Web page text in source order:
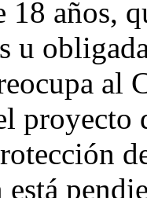
18 años,
u
al
proyecto